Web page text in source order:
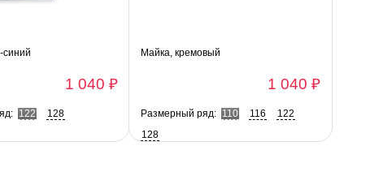
синий
1 040 ₽
122 128
Майка, кремовый
1 040 ₽
Размерный ряд: 110 116
122
128